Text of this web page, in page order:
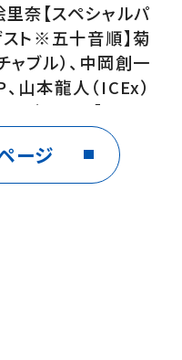
里奈【スペシャルパ
スト※五十音順】菊
ャブル）、中岡創一
、山本龍人（ICEx）
十音順】NON
ージ